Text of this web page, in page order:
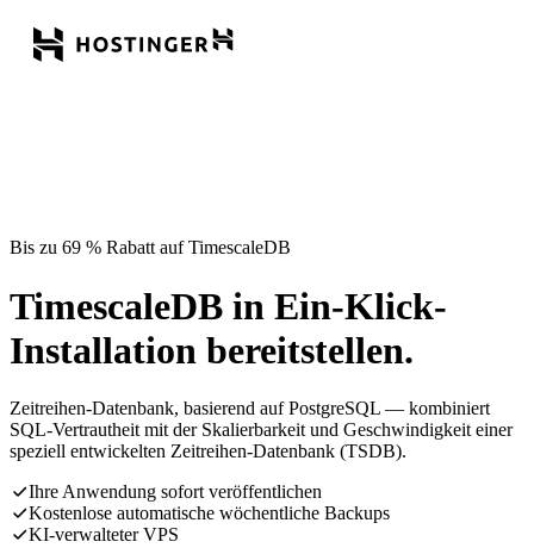
Bis zu 69 % Rabatt auf TimescaleDB
TimescaleDB in Ein-Klick-
Installation bereitstellen.
Zeitreihen-Datenbank, basierend auf PostgreSQL — kombiniert
SQL-Vertrautheit mit der Skalierbarkeit und Geschwindigkeit einer
speziell entwickelten Zeitreihen-Datenbank (TSDB).
Ihre Anwendung sofort veröffentlichen
Kostenlose automatische wöchentliche Backups
KI-verwalteter VPS